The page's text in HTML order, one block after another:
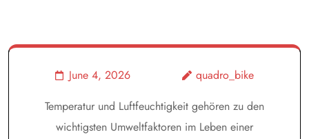
June 4, 2026
quadro_bike
Temperatur und Luftfeuchtigkeit gehören zu den
wichtigsten Umweltfaktoren im Leben einer